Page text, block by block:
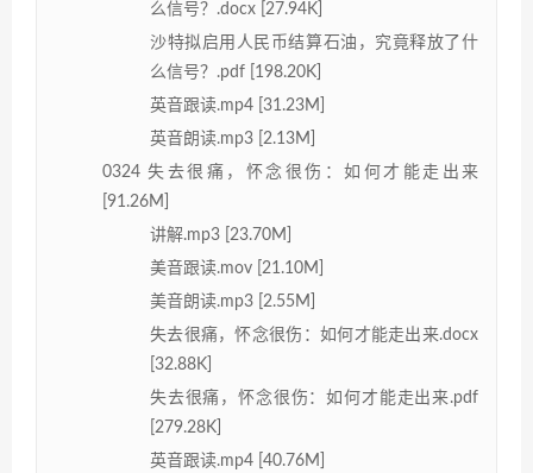
么信号？.docx [27.94K]
沙特拟启用人民币结算石油，究竟释放了什
么信号？.pdf [198.20K]
英音跟读.mp4 [31.23M]
英音朗读.mp3 [2.13M]
0324 失去很痛，怀念很伤：如何才能走出来
[91.26M]
讲解.mp3 [23.70M]
美音跟读.mov [21.10M]
美音朗读.mp3 [2.55M]
失去很痛，怀念很伤：如何才能走出来.docx
[32.88K]
失去很痛，怀念很伤：如何才能走出来.pdf
[279.28K]
英音跟读.mp4 [40.76M]